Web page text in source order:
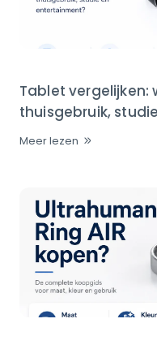
Tablet vergelijken:
thuisgebruik,
Meer lezen